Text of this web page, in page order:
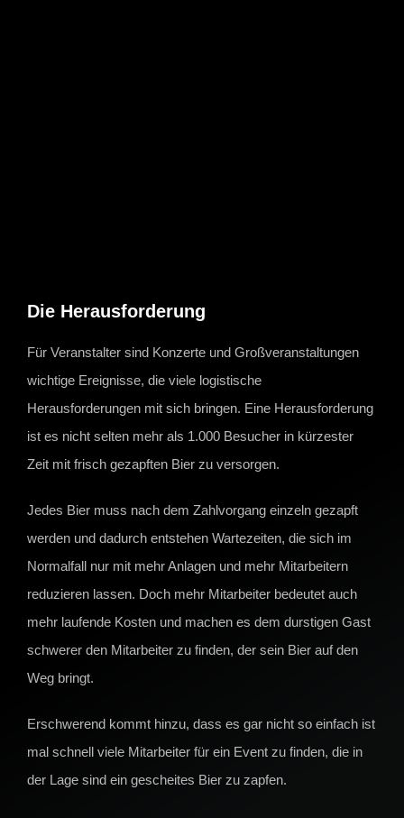
Die Herausforderung
Für Veranstalter sind Konzerte und Großveranstaltungen
wichtige Ereignisse, die viele logistische
Herausforderungen mit sich bringen. Eine Herausforderung
ist es nicht selten mehr als 1.000 Besucher in kürzester
Zeit mit frisch gezapften Bier zu versorgen.
Jedes Bier muss nach dem Zahlvorgang einzeln gezapft
werden und dadurch entstehen Wartezeiten, die sich im
Normalfall nur mit mehr Anlagen und mehr Mitarbeitern
reduzieren lassen. Doch mehr Mitarbeiter bedeutet auch
mehr laufende Kosten und machen es dem durstigen Gast
schwerer den Mitarbeiter zu finden, der sein Bier auf den
Weg bringt.
Erschwerend kommt hinzu, dass es gar nicht so einfach ist
mal schnell viele Mitarbeiter für ein Event zu finden, die in
der Lage sind ein gescheites Bier zu zapfen.